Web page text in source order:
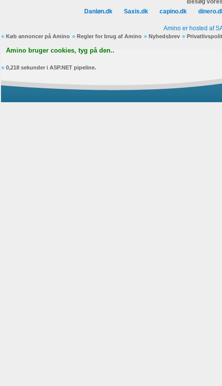
Besøg
Danløn.dk
Saxis.dk capino.dk
Amino er hosted af
Køb annoncer på Amino Regler for brug af Amino Nyhedsbrev
Amino bruger cookies, tyg på den..
0,218 sekunder i ASP.NET pipeline.